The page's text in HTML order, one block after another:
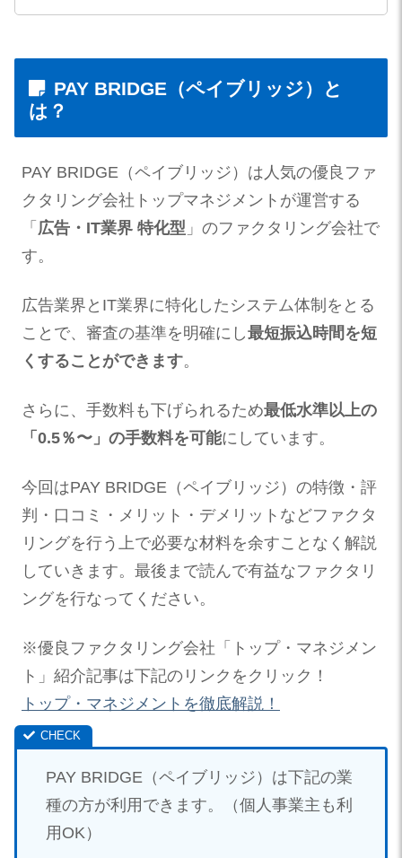
PAY BRIDGE（ペイブリッジ）と
は？
PAY BRIDGE（ペイブリッジ）は人気の優良ファ
クタリング会社トップマネジメントが運営する
「 広告・IT業界 特化型 」のファクタリング会社で
す。
広告業界とIT業界に特化したシステム体制をとる
ことで、審査の基準を明確にし最短振込時間を短
くすることができます。
さらに、手数料も下げられるため最低水準以上の
「0.5％〜」の手数料を可能にしています。
今回はPAY BRIDGE（ペイブリッジ）の特徴・評
判・口コミ・メリット・デメリットなどファクタ
リングを行う上で必要な材料を余すことなく解説
していきます。最後まで読んで有益なファクタリ
ングを行なってください。
※優良ファクタリング会社「トップ・マネジメン
ト」紹介記事は下記のリンクをクリック！
トップ・マネジメントを徹底解説！
PAY BRIDGE（ペイブリッジ）は下記の業
種の方が利用できます。（個人事業主も利
用OK）